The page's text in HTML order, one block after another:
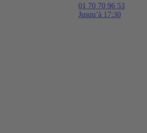
01 70 70 96 53
Jusqu’à 17:30